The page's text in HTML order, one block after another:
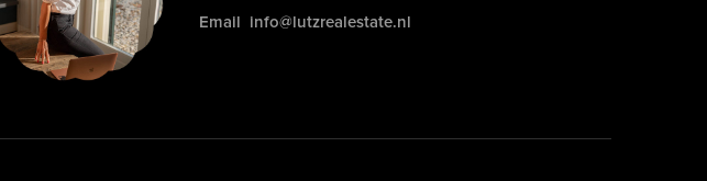
Email info@lutzrealestate.nl